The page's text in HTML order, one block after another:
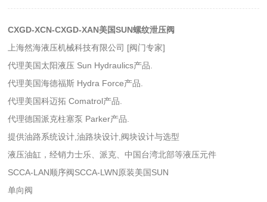
CXGD-XCN-CXGD-XAN美国SUN螺纹泄压阀
上海然海液压机械科技有限公司 [阀门专家]
代理美国太阳液压 Sun Hydraulics产品.
代理美国海德福斯 Hydra Force产品.
代理美国科迈拓 Comatrol产品.
代理德国派克柱塞泵 Parker产品.
提供油路系统设计,油路块设计,阀块设计与选型
液压油缸，经销力士乐、派克、中国台湾北部等液压元件
SCCA-LAN顺序阀SCCA-LWN原装美国SUN
单向阀